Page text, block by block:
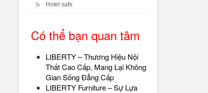
Hotel safe
Có thể bạn quan tâm
LIBERTY – Thương Hiệu Nội
Thất Cao Cấp, Mang Lại Không
Gian Sống Đẳng Cấp
LIBERTY Furniture – Sự Lựa